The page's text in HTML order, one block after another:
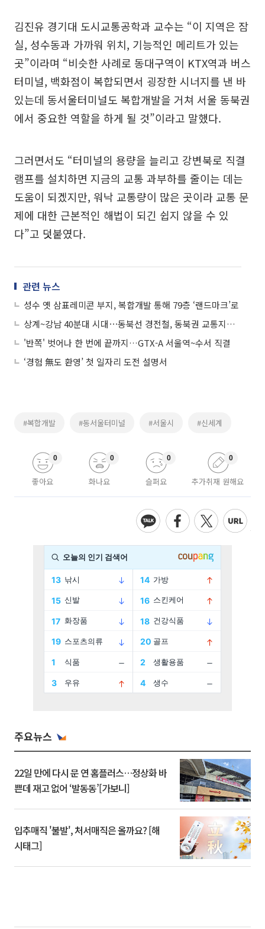
김진유 경기대 도시교통공학과 교수는 “이 지역은 잠
실, 성수동과 가까워 위치, 기능적인 메리트가 있는
곳”이라며 “비슷한 사례로 동대구역이 KTX역과 버스
터미널, 백화점이 복합되면서 굉장한 시너지를 낸 바
있는데 동서울터미널도 복합개발을 거쳐 서울 동북권
에서 중요한 역할을 하게 될 것”이라고 말했다.
그러면서도 “터미널의 용량을 늘리고 강변북로 직결
램프를 설치하면 지금의 교통 과부하를 줄이는 데는
도움이 되겠지만, 워낙 교통량이 많은 곳이라 교통 문
제에 대한 근본적인 해법이 되긴 쉽지 않을 수 있
다”고 덧붙였다.
관련 뉴스
성수 옛 삼표레미콘 부지, 복합개발 통해 79층 ‘랜드마크’로
상계~강남 40분대 시대⋯동북선 경전철, 동북권 교통지도 바꾼다
'반쪽' 벗어나 한 번에 끝까지…GTX-A 서울역~수서 직결
‘경험 無도 환영’ 첫 일자리 도전 설명서
#복합개발 #동서울터미널 #서울시 #신세계
좋아요
0
화나요
0
슬퍼요
0
추가취재 원해요
0
주요뉴스
22일 만에 다시 문 연 홈플러스…정상화 바
쁜데 재고 없어 ‘발동동’[가보니]
입추매직 '불발', 처서매직은 올까요? [해
시태그]